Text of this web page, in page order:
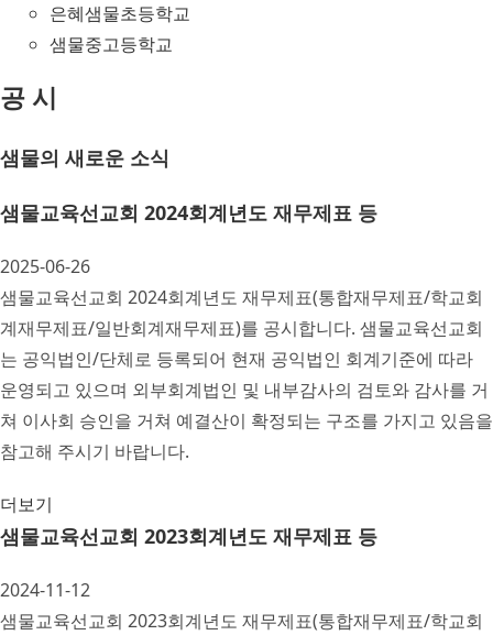
은혜샘물초등학교
샘물중고등학교
공 시
샘물의 새로운 소식
샘물교육선교회 2024회계년도 재무제표 등
2025-06-26
샘물교육선교회 2024회계년도 재무제표(통합재무제표/학교회
계재무제표/일반회계재무제표)를 공시합니다. 샘물교육선교회
는 공익법인/단체로 등록되어 현재 공익법인 회계기준에 따라
운영되고 있으며 외부회계법인 및 내부감사의 검토와 감사를 거
쳐 이사회 승인을 거쳐 예결산이 확정되는 구조를 가지고 있음을
참고해 주시기 바랍니다.
더보기
샘물교육선교회 2023회계년도 재무제표 등
2024-11-12
샘물교육선교회 2023회계년도 재무제표(통합재무제표/학교회